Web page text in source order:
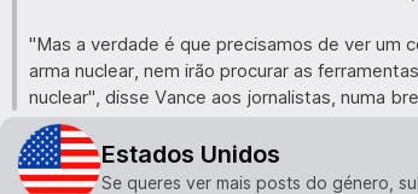
"Mas a verdade é que precisamos de ver um
arma nuclear, nem irão procurar as
nuclear", disse Vance aos jornalistas, numa
Estados Unidos
Se queres ver mais posts do género,